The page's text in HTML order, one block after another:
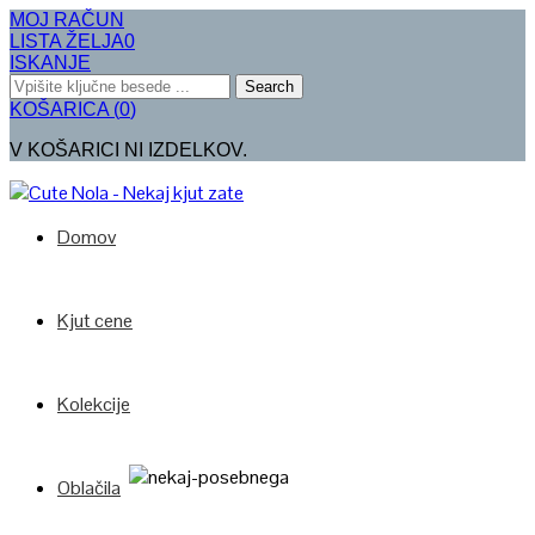
MOJ RAČUN
LISTA ŽELJA0
ISKANJE
Search
KOŠARICA (0)
V KOŠARICI NI IZDELKOV.
Domov
Kjut cene
Kolekcije
Oblačila